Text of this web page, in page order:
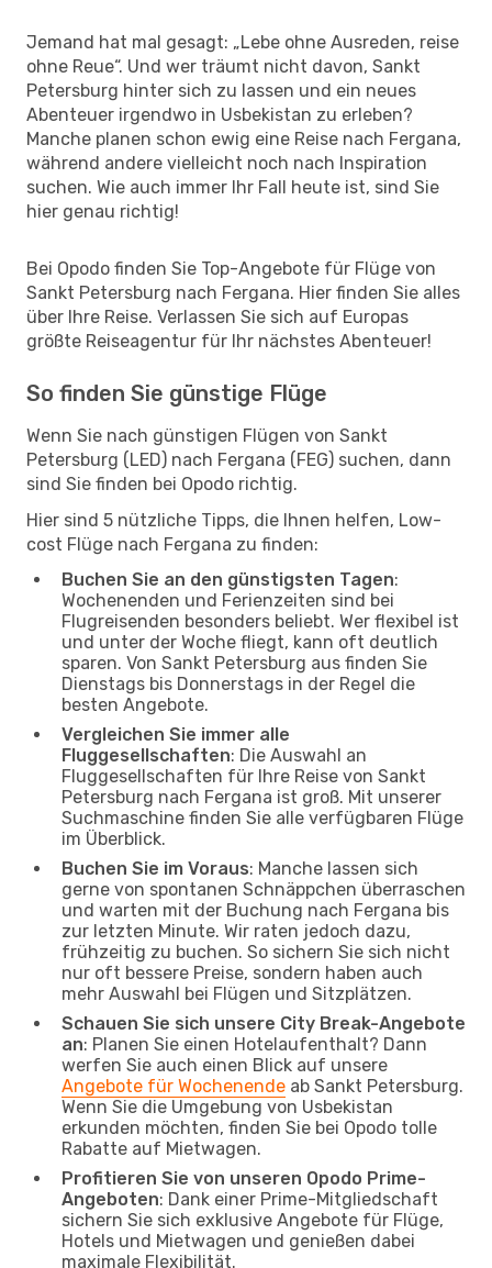
Jemand hat mal gesagt: „Lebe ohne Ausreden, reise
ohne Reue“. Und wer träumt nicht davon, Sankt
Petersburg hinter sich zu lassen und ein neues
Abenteuer irgendwo in Usbekistan zu erleben?
Manche planen schon ewig eine Reise nach Fergana,
während andere vielleicht noch nach Inspiration
suchen. Wie auch immer Ihr Fall heute ist, sind Sie
hier genau richtig!
Bei Opodo finden Sie Top-Angebote für Flüge von
Sankt Petersburg nach Fergana. Hier finden Sie alles
über Ihre Reise. Verlassen Sie sich auf Europas
größte Reiseagentur für Ihr nächstes Abenteuer!
So finden Sie günstige Flüge
Wenn Sie nach günstigen Flügen von Sankt
Petersburg (LED) nach Fergana (FEG) suchen, dann
sind Sie finden bei Opodo richtig.
Hier sind 5 nützliche Tipps, die Ihnen helfen, Low-
cost Flüge nach Fergana zu finden:
Buchen Sie an den günstigsten Tagen:
Wochenenden und Ferienzeiten sind bei
Flugreisenden besonders beliebt. Wer flexibel ist
und unter der Woche fliegt, kann oft deutlich
sparen. Von Sankt Petersburg aus finden Sie
Dienstags bis Donnerstags in der Regel die
besten Angebote.
Vergleichen Sie immer alle
Fluggesellschaften: Die Auswahl an
Fluggesellschaften für Ihre Reise von Sankt
Petersburg nach Fergana ist groß. Mit unserer
Suchmaschine finden Sie alle verfügbaren Flüge
im Überblick.
Buchen Sie im Voraus: Manche lassen sich
gerne von spontanen Schnäppchen überraschen
und warten mit der Buchung nach Fergana bis
zur letzten Minute. Wir raten jedoch dazu,
frühzeitig zu buchen. So sichern Sie sich nicht
nur oft bessere Preise, sondern haben auch
mehr Auswahl bei Flügen und Sitzplätzen.
Schauen Sie sich unsere City Break-Angebote
an: Planen Sie einen Hotelaufenthalt? Dann
werfen Sie auch einen Blick auf unsere
Angebote für Wochenende ab Sankt Petersburg.
Wenn Sie die Umgebung von Usbekistan
erkunden möchten, finden Sie bei Opodo tolle
Rabatte auf Mietwagen.
Profitieren Sie von unseren Opodo Prime-
Angeboten: Dank einer Prime-Mitgliedschaft
sichern Sie sich exklusive Angebote für Flüge,
Hotels und Mietwagen und genießen dabei
maximale Flexibilität.